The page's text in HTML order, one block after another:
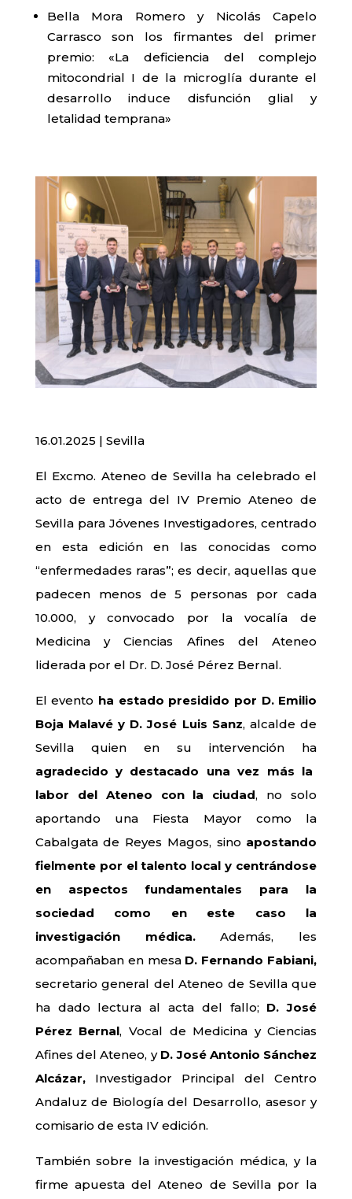
Bella Mora Romero y Nicolás Capelo
Carrasco son los firmantes del primer
premio: «La deficiencia del complejo
mitocondrial I de la microglía durante el
desarrollo induce disfunción glial y
letalidad temprana»
16.01.2025 | Sevilla
El Excmo. Ateneo de Sevilla ha celebrado el
acto de entrega del IV Premio Ateneo de
Sevilla para Jóvenes Investigadores, centrado
en esta edición en las conocidas como
“enfermedades raras”; es decir, aquellas que
padecen menos de 5 personas por cada
10.000, y convocado por la vocalía de
Medicina y Ciencias Afines del Ateneo
liderada por el Dr. D. José Pérez Bernal.
El evento ha estado presidido por D. Emilio
Boja Malavé y D. José Luis Sanz, alcalde de
Sevilla quien en su intervención ha
agradecido y destacado una vez más la
labor del Ateneo con la ciudad, no solo
aportando una Fiesta Mayor como la
Cabalgata de Reyes Magos, sino apostando
fielmente por el talento local y centrándose
en aspectos fundamentales para la
sociedad como en este caso la
investigación médica.Además, les
acompañaban en mesaD. Fernando Fabiani,
secretario general del Ateneo de Sevilla que
ha dado lectura al acta del fallo; D. José
Pérez Bernal, Vocal de Medicina y Ciencias
Afines del Ateneo, y D. José Antonio Sánchez
Alcázar,Investigador Principal del Centro
Andaluz de Biología del Desarrollo, asesor y
comisario de esta IV edición.
También sobre la investigación médica, y la
firme apuesta del Ateneo de Sevilla por la